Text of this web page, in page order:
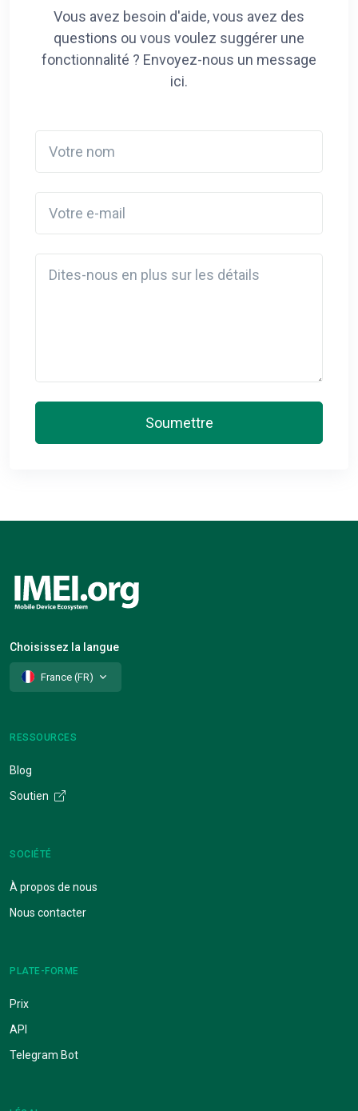
Vous avez besoin d'aide, vous avez des
questions ou vous voulez suggérer une
fonctionnalité ? Envoyez-nous un message
ici.
Soumettre
Choisissez la langue
France (FR)
RESSOURCES
Blog
Soutien
SOCIÉTÉ
À propos de nous
Nous contacter
PLATE-FORME
Prix
API
Telegram Bot